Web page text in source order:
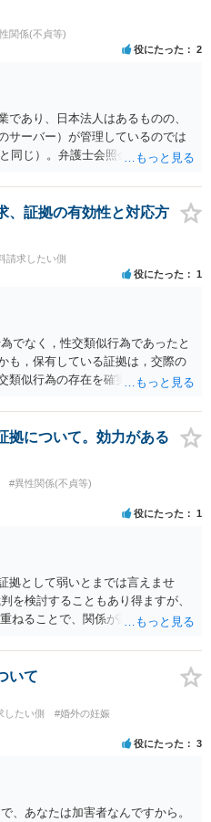
関係(不貞等)
役にたった 2
あり、日本法人はあるものの、
サーバー）が管理しているのでは
同じ）。弁護士会照会は日本法に
されています（弁護士会によって
、かなり限定されているので一般
社がアカウント管理をしているな
管理していない」という回答にな
開示を求めても拒否されるでしょ
、証拠の有効性と対応方
請求したい側
役にたった 1
でなく，性交類似行為であったと
も，保有している証拠は，交際の
類似行為の存在を確実に証明でき
から，慰謝料請求を進めることで
ついては，婚姻破綻に至っていな
になるかもしれません。 ②夫との
否かを検討するのがよいと思いま
明力を強めることも含む）でき
という考え方でもよいでしょ
います。 ③行政書士に委任をして
任なのか不明ですが，その行政
求するか，訴訟にするか，その点
は認めているのか，それさえも否
進め方は変わってくると思いま
と思います。）への対応ではあま
で折り合えるなら本人様の交渉で
うかの観点であれば，訴訟に進む
しますと，お近くの弁護士に相
いようにも思います。
拠について。効力がある
#異性関係(不貞等)
役にたった 1
拠として弱いとまでは言えませ
を検討することもあり得ますが、
ねることで、関係が認定される余
に弁護士に相談されることをおす
いて
したい側
#婚外の妊娠
役にたった 3
、あなたは加害者なんですから。